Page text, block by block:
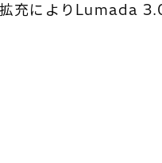
充によりLumada